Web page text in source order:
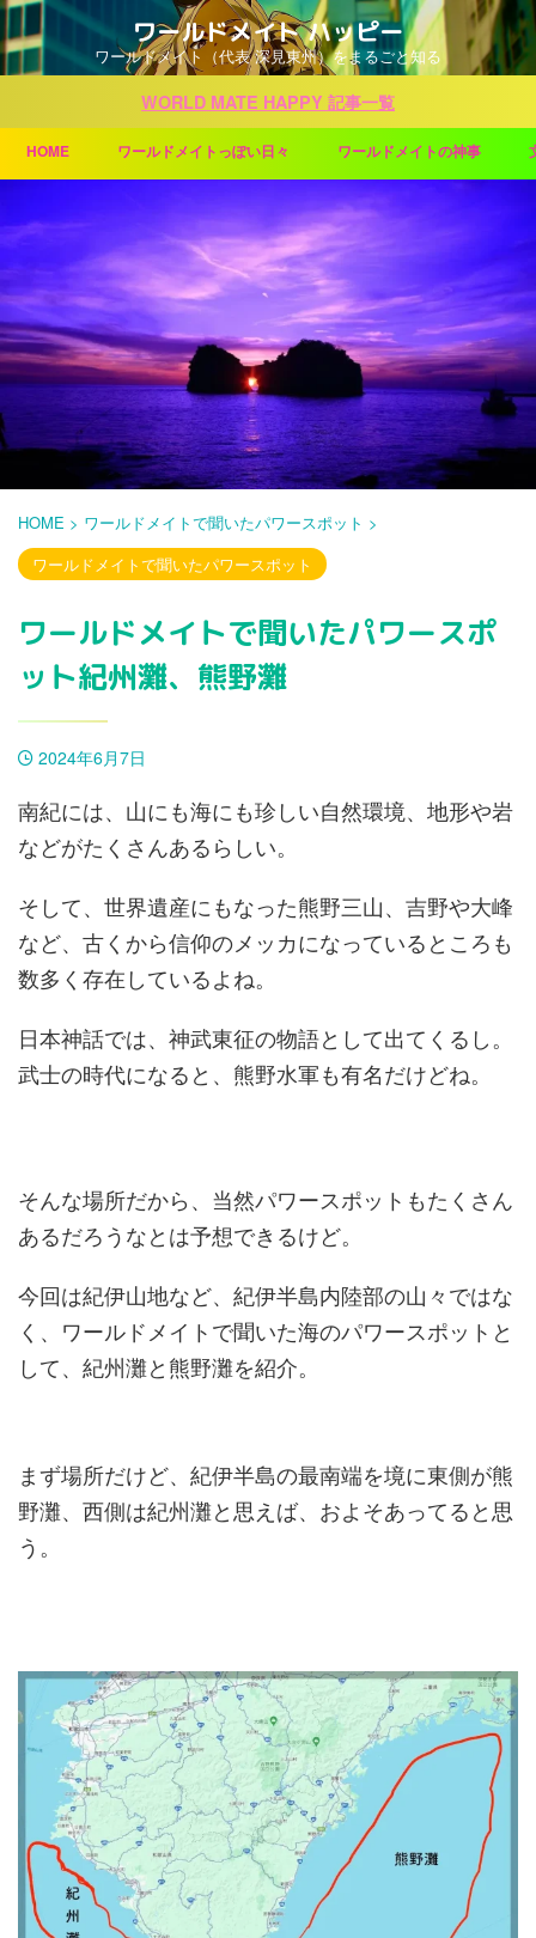
ワールドメイト ハッピー
ワールドメイト（代表 深見東州）をまるごと知る
WORLD MATE HAPPY 記事一覧
HOME ワールドメイトっぽい日々 ワールドメイトの神事
HOME > ワールドメイトで聞いたパワースポット >
ワールドメイトで聞いたパワースポット
ワールドメイトで聞いたパワースポ
ット紀州灘、熊野灘
2024年6月7日
南紀には、山にも海にも珍しい自然環境、地形や岩
などがたくさんあるらしい。
そして、世界遺産にもなった熊野三山、吉野や大峰
など、古くから信仰のメッカになっているところも
数多く存在しているよね。
日本神話では、神武東征の物語として出てくるし。
武士の時代になると、熊野水軍も有名だけどね。
そんな場所だから、当然パワースポットもたくさん
あるだろうなとは予想できるけど。
今回は紀伊山地など、紀伊半島内陸部の山々ではな
く、ワールドメイトで聞いた海のパワースポットと
して、紀州灘と熊野灘を紹介。
まず場所だけど、紀伊半島の最南端を境に東側が熊
野灘、西側は紀州灘と思えば、およそあってると思
う。